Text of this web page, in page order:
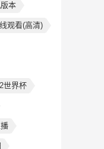
本
观看(高清)
世界杯